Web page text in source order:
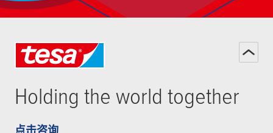
Holding the world together
点击咨询